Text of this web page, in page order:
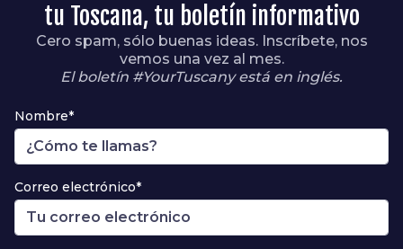
tu Toscana, tu boletín informativo
Cero spam, sólo buenas ideas. Inscríbete, nos
vemos una vez al mes.
El boletín #YourTuscany está en inglés.
Nombre*
Correo electrónico*